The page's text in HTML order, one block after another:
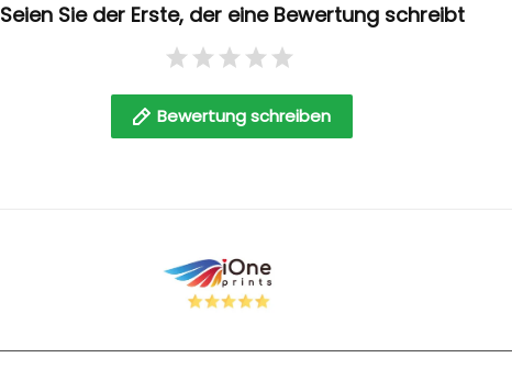
Seien Sie der Erste, der eine Bewertung schreibt
Bewertung schreiben